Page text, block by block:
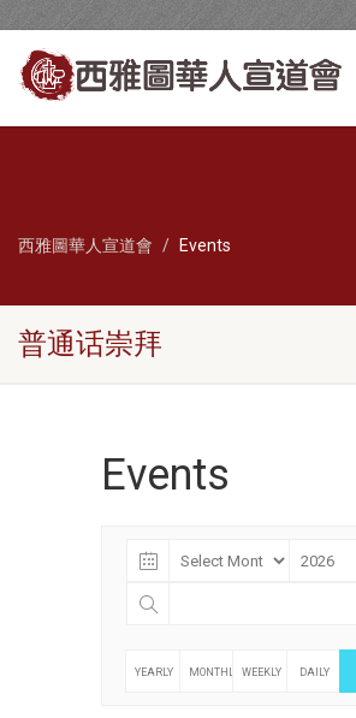
西雅圖華人宣道會 Events
普通话崇拜
Events
YEARLY MONTHLY WEEKLY DAILY